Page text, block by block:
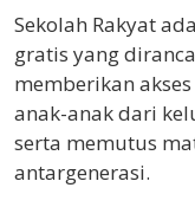
Sekolah Rakyat
gratis yang
memberikan
anak-anak dari
serta memutus
antargenerasi.